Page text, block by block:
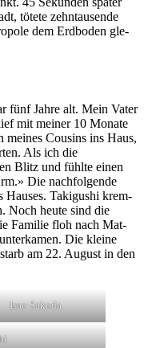
tötete zehn­tausende
dem Erd­bo­den gle­
fünf Jahre alt. Mein Vater
mit mein­er 10 Monate
Cousins ins Haus,
Als ich die
Blitz und fühlte einen
Die nach­fol­gende
Haus­es. Taki­gushi krem­
Noch heute sind die
Fam­i­lie floh nach Mat­
Die kleine
am 22. August in den
Isao Sako­da